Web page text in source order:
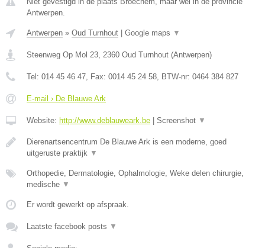
Antwerpen.
Antwerpen » Oud Turnhout Google maps ▼
Steenweg Op Mol 23, 2360 Oud Turnhout (Antwerpen)
Tel: 014 45 46 47, Fax: 0014 45 24 58, BTW-nr: 0464 384 827
E-mail › De Blauwe Ark
Website: http://www.deblauweark.be Screenshot ▼
Dierenartsencentrum De Blauwe Ark is een moderne, goed
uitgeruste praktijk ▼
Orthopedie, Dermatologie, Ophalmologie, Weke delen chirurgie,
medische ▼
Er wordt gewerkt op afspraak.
Laatste facebook posts ▼